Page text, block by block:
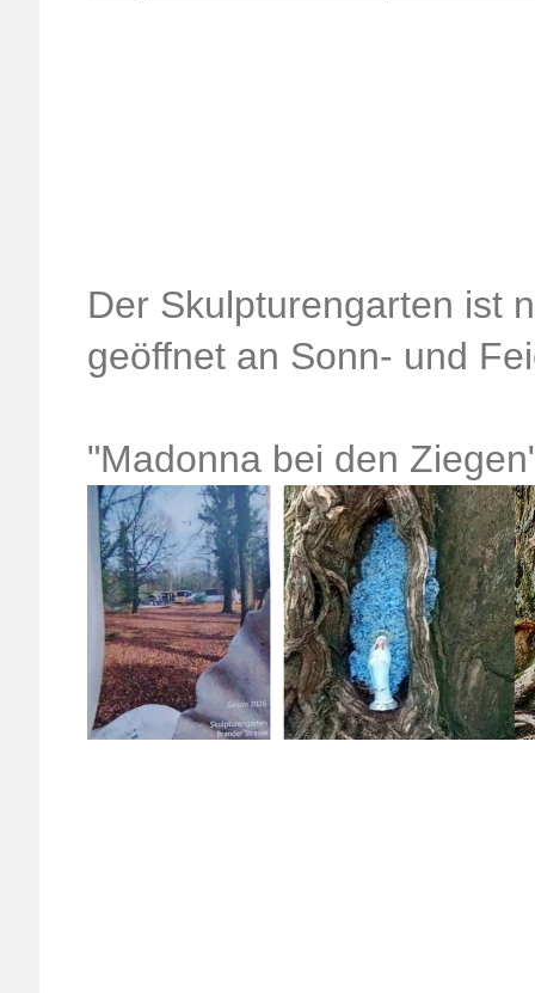
Der Skulpturengarten ist
geöffnet an Sonn- und
"Madonna bei den